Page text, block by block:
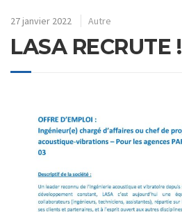
27 janvier 2022 Autre
LASA RECRUTE !